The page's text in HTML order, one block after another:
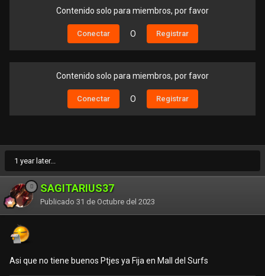
Contenido solo para miembros, por favor
Conectar O Registrar
Contenido solo para miembros, por favor
Conectar O Registrar
1 year later...
SAGITARIUS37
Publicado 31 de Octubre del 2023
Asi que no tiene buenos Ptjes ya Fija en Mall del Surfs